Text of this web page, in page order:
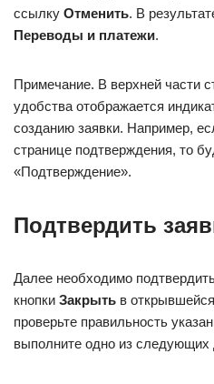
ссылку Отменить. В
Переводы и платежи.
Примечание. В верхней части
удобства отображается
созданию заявки. Например,
странице подтверждения, то
«Подтверждение».
Подтвердить
Далее необходимо
кнопки Закрыть в
проверьте правильность
выполните одно из следующих